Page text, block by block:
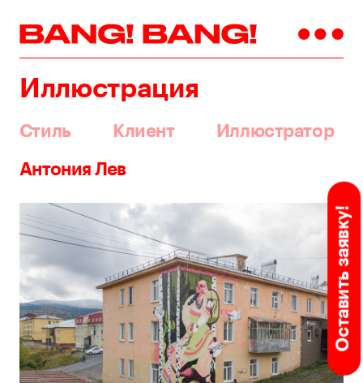
Иллюстрация
Стиль Клиент Иллюстратор
Оставить заявку!
Антония Лев